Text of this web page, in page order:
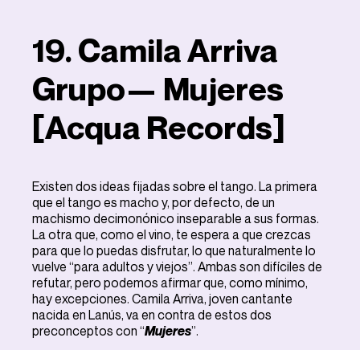
19. Camila Arriva
Grupo— Mujeres
[Acqua Records]
Existen dos ideas fijadas sobre el tango. La primera
que el tango es macho y, por defecto, de un
machismo decimonónico inseparable a sus formas.
La otra que, como el vino, te espera a que crezcas
para que lo puedas disfrutar, lo que naturalmente lo
vuelve “para adultos y viejos”. Ambas son difíciles de
refutar, pero podemos afirmar que, como mínimo,
hay excepciones. Camila Arriva, joven cantante
nacida en Lanús, va en contra de estos dos
preconceptos con “Mujeres”.